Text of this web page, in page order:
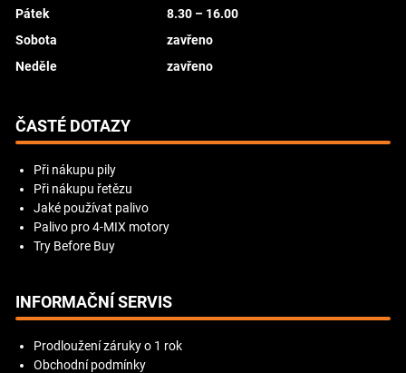
Pátek
8.30 – 16.00
Sobota
zavřeno
Neděle
zavřeno
ČASTÉ DOTAZY
Při nákupu pily
Při nákupu řetězu
Jaké používat palivo
Palivo pro 4-MIX motory
Try Before Buy
INFORMAČNÍ SERVIS
Prodloužení záruky o 1 rok
Obchodní podmínky